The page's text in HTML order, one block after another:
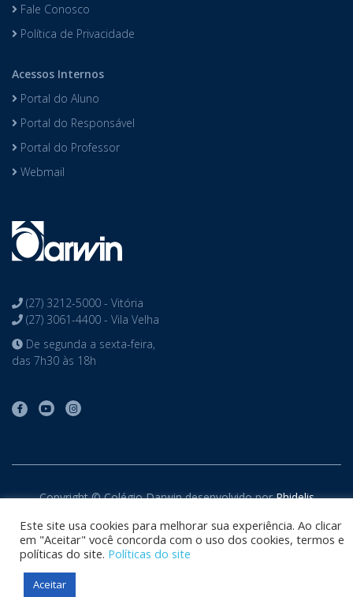
Fale Conosco
Política de Privacidade
Acessos Internos
Portal do Aluno
Portal do Responsável
Portal do Professor
Webmail
(27) 3212-5000 - Vitória
(27) 3061-4400 - Vila Velha
De segunda a sexta-feira,
das 7h30 às 18h
Copyright © Colégio Darwin desenvolvido porPhidelis
Este site usa cookies para melhorar sua experiência. Ao clicar
em "Aceitar" você concorda com o uso dos cookies, termos e
políticas do site. Políticas do site
Aceitar